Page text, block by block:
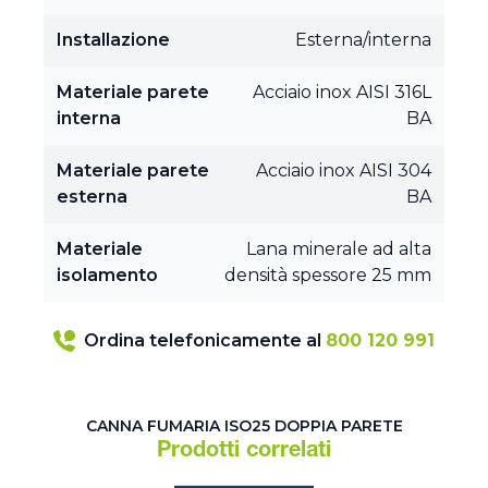
Installazione Esterna/interna
Materiale parete
interna
Acciaio inox AISI 316L
BA
Materiale parete
esterna
Acciaio inox AISI 304
BA
Materiale
isolamento
Lana minerale ad alta
densità spessore 25 mm
Ordina telefonicamente al 800 120 991
CANNA FUMARIA ISO25 DOPPIA PARETE
Prodotti correlati